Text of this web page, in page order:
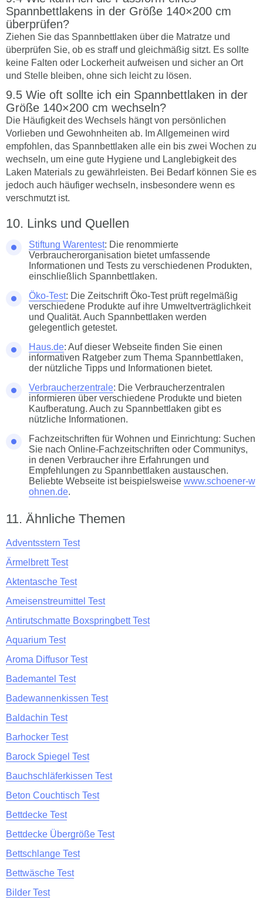
Spannbettlakens in der Größe 140×200 cm
überprüfen?
Ziehen Sie das Spannbettlaken über die Matratze und
überprüfen Sie, ob es straff und gleichmäßig sitzt. Es sollte
keine Falten oder Lockerheit aufweisen und sicher an Ort
und Stelle bleiben, ohne sich leicht zu lösen.
Wie oft sollte ich ein Spannbettlaken in der
Größe 140×200 cm wechseln?
Die Häufigkeit des Wechsels hängt von persönlichen
Vorlieben und Gewohnheiten ab. Im Allgemeinen wird
empfohlen, das Spannbettlaken alle ein bis zwei Wochen zu
wechseln, um eine gute Hygiene und Langlebigkeit des
Laken Materials zu gewährleisten. Bei Bedarf können Sie es
jedoch auch häufiger wechseln, insbesondere wenn es
verschmutzt ist.
Links und Quellen
Stiftung Warentest: Die renommierte
Verbraucherorganisation bietet umfassende
Informationen und Tests zu verschiedenen Produkten,
einschließlich Spannbettlaken.
Öko-Test: Die Zeitschrift Öko-Test prüft regelmäßig
verschiedene Produkte auf ihre Umweltverträglichkeit
und Qualität. Auch Spannbettlaken werden
gelegentlich getestet.
Haus.de: Auf dieser Webseite finden Sie einen
informativen Ratgeber zum Thema Spannbettlaken,
der nützliche Tipps und Informationen bietet.
Verbraucherzentrale: Die Verbraucherzentralen
informieren über verschiedene Produkte und bieten
Kaufberatung. Auch zu Spannbettlaken gibt es
nützliche Informationen.
Fachzeitschriften für Wohnen und Einrichtung: Suchen
Sie nach Online-Fachzeitschriften oder Communitys,
in denen Verbraucher ihre Erfahrungen und
Empfehlungen zu Spannbettlaken austauschen.
Beliebte Webseite ist beispielsweise www.schoener-w
ohnen.de.
Ähnliche Themen
Adventsstern Test
Ärmelbrett Test
Aktentasche Test
Ameisenstreumittel Test
Antirutschmatte Boxspringbett Test
Aquarium Test
Aroma Diffusor Test
Bademantel Test
Badewannenkissen Test
Baldachin Test
Barhocker Test
Barock Spiegel Test
Bauchschläferkissen Test
Beton Couchtisch Test
Bettdecke Test
Bettdecke Übergröße Test
Bettschlange Test
Bettwäsche Test
Bilder Test